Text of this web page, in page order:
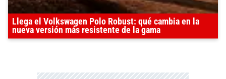
Llega el Volkswagen Polo Robust: qué cambia en la
nueva versión más resistente de la gama